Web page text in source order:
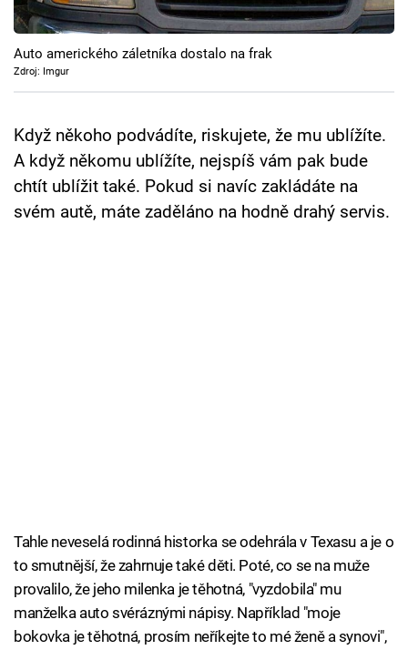
Cool Esport
Pořady
Sledujte prima+
Přihlášení
Auto amerického záletníka dostalo na frak
Zdroj: Imgur
Když někoho podvádíte, riskujete, že mu ublížíte.
A když někomu ublížíte, nejspíš vám pak bude
chtít ublížit také. Pokud si navíc zakládáte na
svém autě, máte zaděláno na hodně drahý servis.
Tahle neveselá rodinná historka se odehrála v Texasu a je o
to smutnější, že zahrnuje také děti. Poté, co se na muže
provalilo, že jeho milenka je těhotná, "vyzdobila" mu
manželka auto svéráznými nápisy. Například "moje
bokovka je těhotná, prosím neříkejte to mé ženě a synovi",